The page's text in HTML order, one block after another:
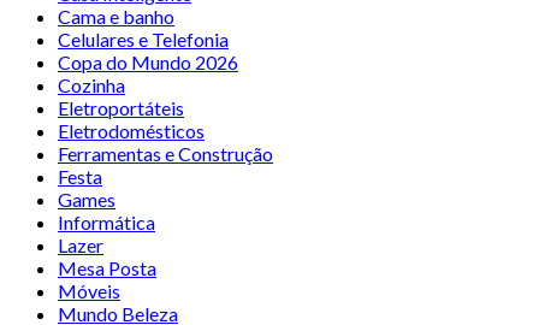
Cama e banho
Celulares e Telefonia
Copa do Mundo 2026
Cozinha
Eletroportáteis
Eletrodomésticos
Ferramentas e Construção
Festa
Games
Informática
Lazer
Mesa Posta
Móveis
Mundo Beleza